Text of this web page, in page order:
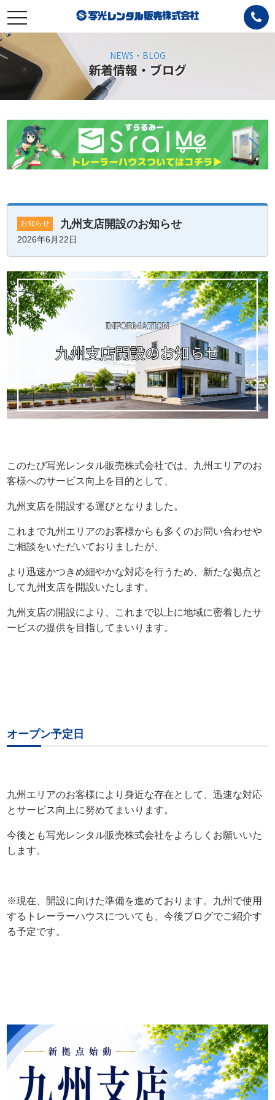
toggle
navigation
NEWS・BLOG
新着情報・ブログ
お知らせ 九州支店開設のお知らせ
2026年6月22日
このたび写光レンタル販売株式会社では、九州エリアのお
客様へのサービス向上を目的として、
九州支店を開設する運びとなりました。
これまで九州エリアのお客様からも多くのお問い合わせや
ご相談をいただいておりましたが、
より迅速かつきめ細やかな対応を行うため、新たな拠点と
して九州支店を開設いたします。
九州支店の開設により、これまで以上に地域に密着したサ
ービスの提供を目指してまいります。
オープン予定日
九州エリアのお客様により身近な存在として、迅速な対応
とサービス向上に努めてまいります。
今後とも写光レンタル販売株式会社をよろしくお願いいた
します。
※現在、開設に向けた準備を進めております。九州で使用
するトレーラーハウスについても、今後ブログでご紹介す
る予定です。